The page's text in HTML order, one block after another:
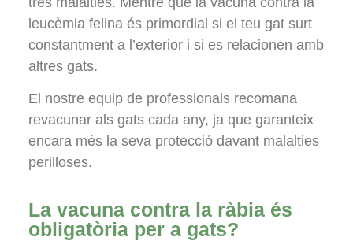
leucèmia felina és primordial si el teu gat surt
constantment a l’exterior i si es relacionen amb
altres gats.
El nostre equip de professionals recomana
revacunar als gats cada any, ja que garanteix
encara més la seva protecció davant malalties
perilloses.
La vacuna contra la ràbia és
obligatòria per a gats?